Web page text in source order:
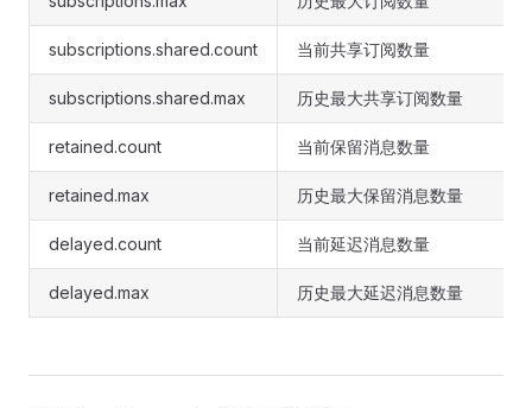
subscriptions.shared.count 当前共享订阅数量
subscriptions.shared.max 历史最大共享订阅数量
retained.count 当前保留消息数量
retained.max 历史最大保留消息数量
delayed.count 当前延迟消息数量
delayed.max 历史最大延迟消息数量